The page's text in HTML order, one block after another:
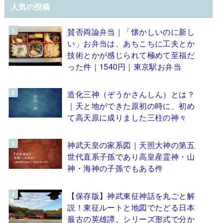
人気の投稿
賛否両論弁当｜「懐かしいのに新し
い」お弁当は、あちこちに工夫とか
技術とかが感じられて極めて至福だ
った件｜1540円｜東京駅お弁当
造化三神（ぞうかさんしん）とは？
｜天と地ができた原初の時に、初め
て高天原に成りました三柱の神々
神武天皇の家系図｜天照大神の第五
世代直系子孫であり高皇産霊神・山
神・海神の子孫でもある件
【保存版】神武東征神話を丸ごと解
説！東征ルートと地図でたどる日本
最古の英雄譚。シリーズ形式で分か